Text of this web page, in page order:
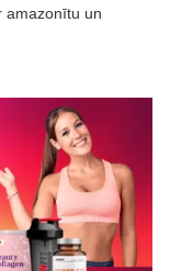
amazonītu un